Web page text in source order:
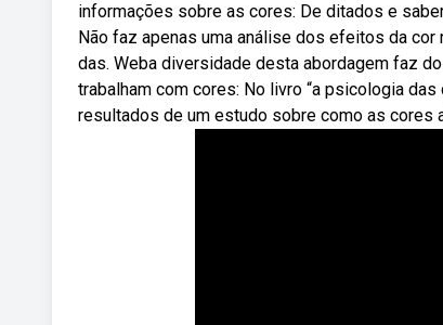
informações sobre as cores: De ditados e
Não faz apenas uma análise dos efeitos da
das. Weba diversidade desta abordagem faz
trabalham com cores: No livro “a psicologia
resultados de um estudo sobre como as cores